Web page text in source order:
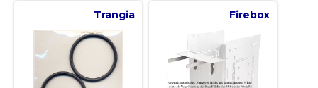
Trangia Firebox